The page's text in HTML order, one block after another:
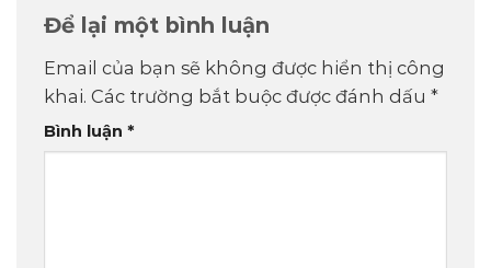
Để lại một bình luận
Email của bạn sẽ không được hiển thị công
khai. Các trường bắt buộc được đánh dấu *
Bình luận *